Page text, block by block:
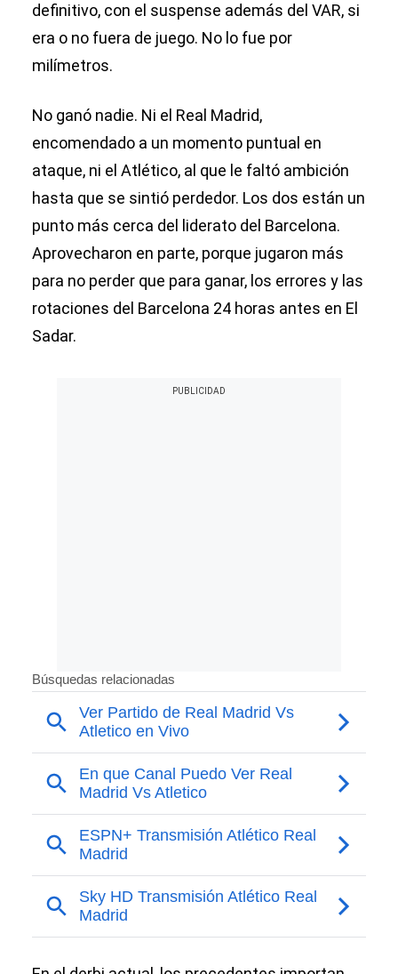
definitivo, con el suspense además del VAR, si
era o no fuera de juego. No lo fue por
milímetros.
No ganó nadie. Ni el Real Madrid,
encomendado a un momento puntual en
ataque, ni el Atlético, al que le faltó ambición
hasta que se sintió perdedor. Los dos están un
punto más cerca del liderato del Barcelona.
Aprovecharon en parte, porque jugaron más
para no perder que para ganar, los errores y las
rotaciones del Barcelona 24 horas antes en El
Sadar.